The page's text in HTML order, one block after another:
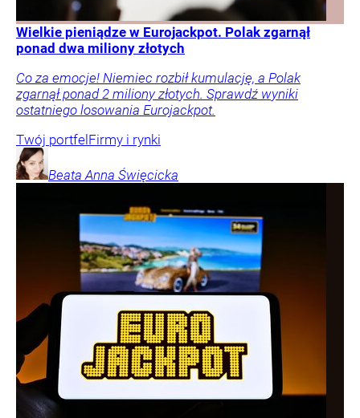
Wielkie pieniądze w Eurojackpot. Polak zgarnął
ponad dwa miliony złotych
Co za emocje! Niemiec rozbił kumulację, a Polak
zgarnął ponad 2 miliony złotych. Sprawdź wyniki
ostatniego losowania Eurojackpot.
Twój portfel Firmy i rynki
Beata Anna Święcicka